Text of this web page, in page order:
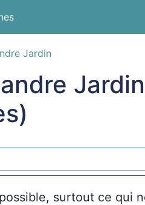
Jardin
Jardin
surtout ce qui